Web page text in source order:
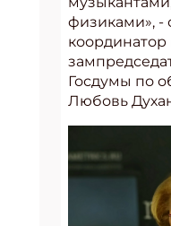
физиками», -
координатор
Госдумы по
Любовь